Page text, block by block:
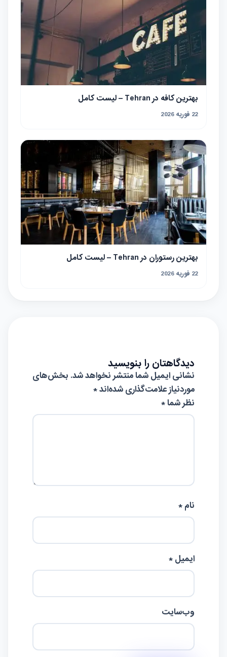
بهترین کافه در Tehran – لیست کامل
22 فوریه 2026
بهترین رستوران در Tehran – لیست کامل
22 فوریه 2026
دیدگاهتان را بنویسید
نشانی ایمیل شما منتشر نخواهد شد. بخش‌های
موردنیاز علامت‌گذاری شده‌اند*
نظر شما *
نام *
ایمیل *
وب‌سایت